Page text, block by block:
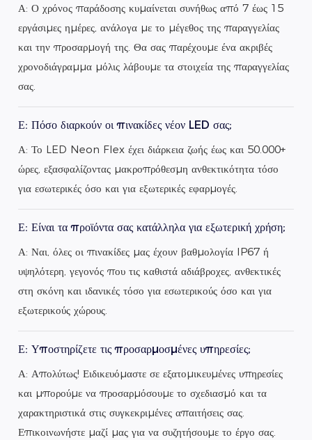
Α: Ο χρόνος παράδοσης κυμαίνεται συνήθως από 7 έως 15
εργάσιμες ημέρες, ανάλογα με το μέγεθος της παραγγελίας
και την προσαρμογή της. Θα σας παρέχουμε ένα ακριβές
χρονοδιάγραμμα μόλις λάβουμε τα στοιχεία της παραγγελίας
σας.
Ε: Πόσο διαρκούν οι πινακίδες νέον LED σας;
Α: Το LED Neon Flex έχει διάρκεια ζωής έως και 50.000+
ώρες, εξασφαλίζοντας μακροπρόθεσμη ανθεκτικότητα τόσο
για εσωτερικές όσο και για εξωτερικές εφαρμογές.
Ε: Είναι τα προϊόντα σας κατάλληλα για εξωτερική χρήση;
Α: Ναι, όλες οι πινακίδες μας έχουν βαθμολογία IP67 ή
υψηλότερη, γεγονός που τις καθιστά αδιάβροχες, ανθεκτικές
στη σκόνη και ιδανικές τόσο για εσωτερικούς όσο και για
εξωτερικούς χώρους.
Ε: Υποστηρίζετε τις προσαρμοσμένες υπηρεσίες;
Α: Απολύτως! Ειδικευόμαστε σε εξατομικευμένες υπηρεσίες
και μπορούμε να προσαρμόσουμε το σχεδιασμό και τα
χαρακτηριστικά στις συγκεκριμένες απαιτήσεις σας.
Επικοινωνήστε μαζί μας για να συζητήσουμε το έργο σας.